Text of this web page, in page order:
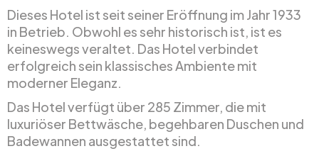
Dieses Hotel ist seit seiner Eröffnung im Jahr 1933
in Betrieb. Obwohl es sehr historisch ist, ist es
keineswegs veraltet. Das Hotel verbindet
erfolgreich sein klassisches Ambiente mit
moderner Eleganz.
Das Hotel verfügt über 285 Zimmer, die mit
luxuriöser Bettwäsche, begehbaren Duschen und
Badewannen ausgestattet sind.